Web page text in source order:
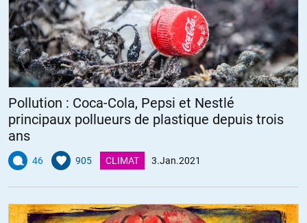
Pollution : Coca-Cola, Pepsi et Nestlé
principaux pollueurs de plastique depuis trois
ans
46 905 CLIMAT 3.Jan.2021